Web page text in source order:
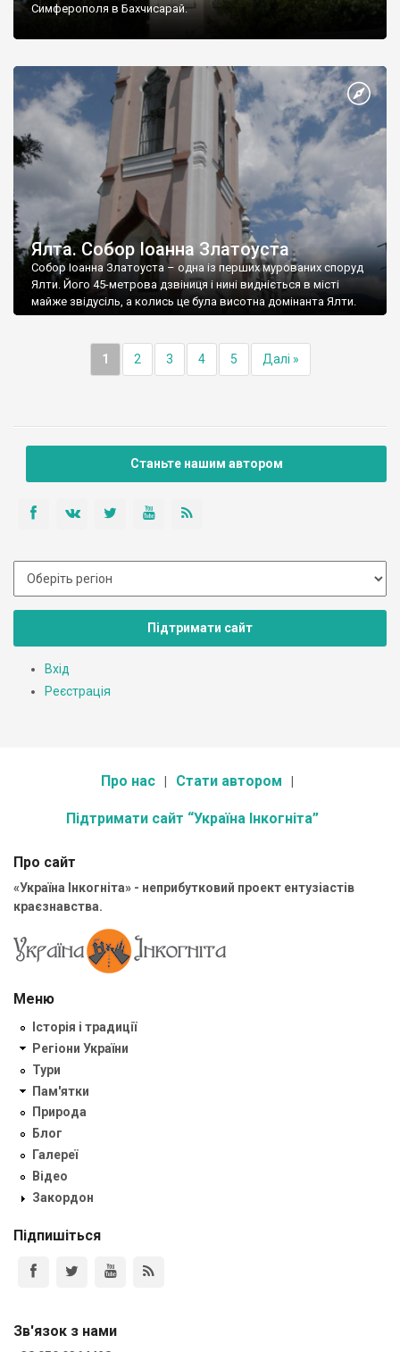
Симферополя в Бахчисарай.
Ялта. Собор Іоанна Златоуста
Собор Іоанна Златоуста – одна із перших мурованих споруд
Ялти. Його 45-метрова дзвіниця і нині видніється в місті
майже звідусіль, а колись це була висотна домінанта Ялти.
1 2 3 4 5 Далі »
Станьте нашим автором
Підтримати сайт
Вхід
Реєстрація
Про нас Стати автором
Підтримати сайт “Україна Інкогніта”
Про сайт
«Україна Інкогніта» - неприбутковий проект ентузіастів
краєзнавства.
Меню
Історія і традиції
Регіони України
Тури
Пам'ятки
Природа
Блог
Галереї
Відео
Закордон
Підпишіться
Зв'язок з нами